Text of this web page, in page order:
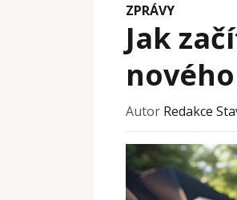
ZPRÁVY
Jak
Autor Redakce